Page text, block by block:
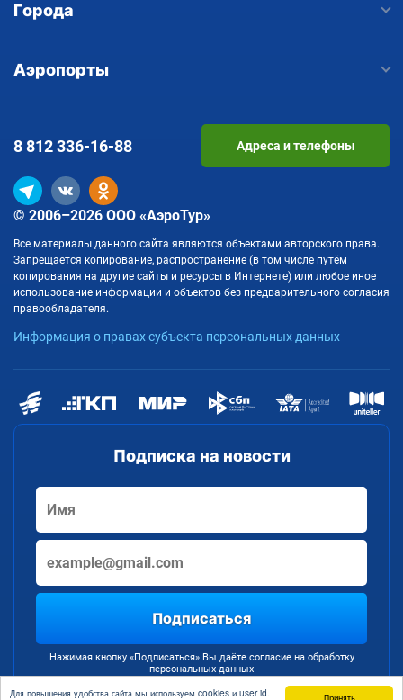
Принять
Для повышения удобства сайта мы используем cookies и user id.
Города
Аэропорты
Подписка на новости
Подписаться
Нажимая кнопку «Подписаться» Вы даёте согласие на обработку
персональных данных
© 2006–2026 ООО «АэроТур»
Все материалы данного сайта являются объектами авторского права.
Запрещается копирование, распространение (в том числе путём
копирования на другие сайты и ресурсы в Интернете) или любое иное
использование информации и объектов без предварительного согласия
правообладателя.
Информация о правах субъекта персональных данных
8 812336-16-88 Адреса и телефоны